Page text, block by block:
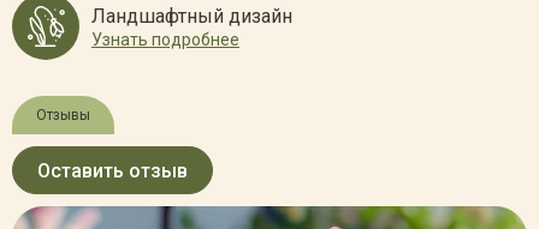
Ландшафтный дизайн
Узнать подробнее
Отзывы
Оставить отзыв